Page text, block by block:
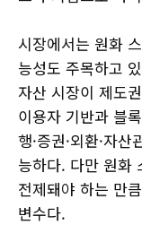
시장에서는 원화
능성도 주목하고
자산 시장이 제도
이용자 기반과 블
행·증권·외환·자
능하다. 다만 원화
전제돼야 하는 만
변수다.